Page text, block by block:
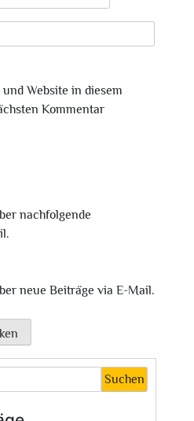
Website in diesem
Kommentar
nachfolgende
neue Beiträge via E-Mail.
Suchen